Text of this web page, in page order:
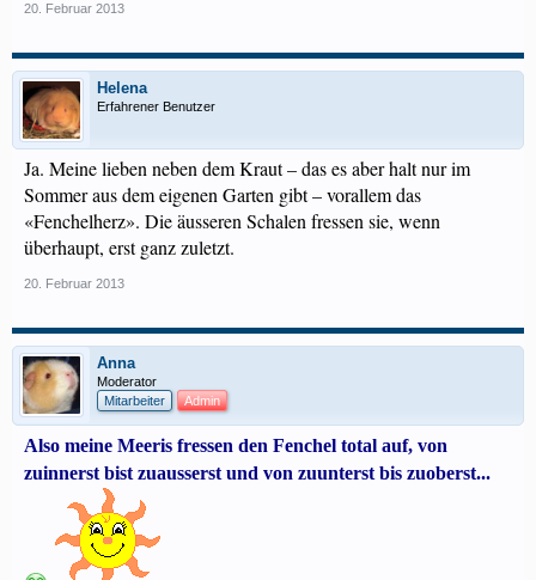
20. Februar 2013
Helena
Erfahrener Benutzer
Ja. Meine lieben neben dem Kraut – das es aber halt nur im
Sommer aus dem eigenen Garten gibt – vorallem das
«Fenchelherz». Die äusseren Schalen fressen sie, wenn
überhaupt, erst ganz zuletzt.
20. Februar 2013
Anna
Moderator
Mitarbeiter
Admin
Also meine Meeris fressen den Fenchel total auf, von
zuinnerst bist zuausserst und von zuunterst bis zuoberst...